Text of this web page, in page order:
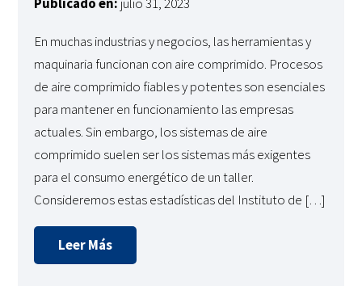
En muchas industrias y negocios, las herramientas y
maquinaria funcionan con aire comprimido. Procesos
de aire comprimido fiables y potentes son esenciales
para mantener en funcionamiento las empresas
actuales. Sin embargo, los sistemas de aire
comprimido suelen ser los sistemas más exigentes
para el consumo energético de un taller.
Consideremos estas estadísticas del Instituto de […]
Leer Más